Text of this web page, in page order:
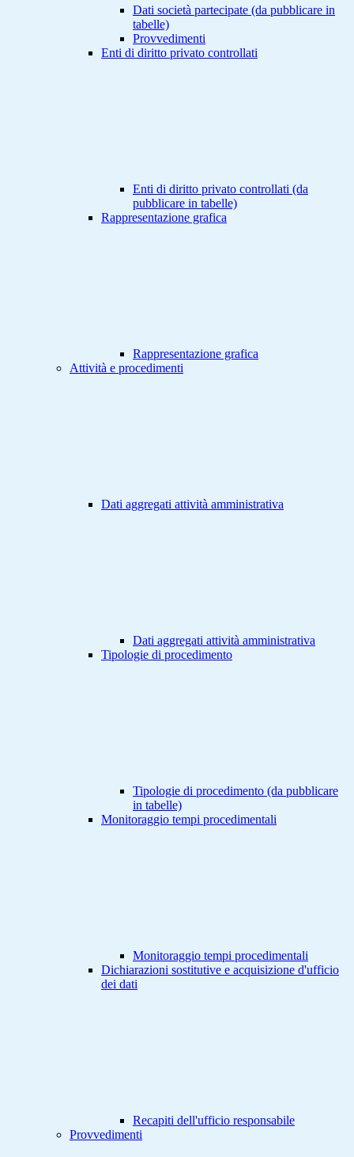
Dati società partecipate (da pubblicare in
tabelle)
Provvedimenti
Enti di diritto privato controllati
Enti di diritto privato controllati (da
pubblicare in tabelle)
Rappresentazione grafica
Rappresentazione grafica
Attività e procedimenti
Dati aggregati attività amministrativa
Dati aggregati attività amministrativa
Tipologie di procedimento
Tipologie di procedimento (da pubblicare
in tabelle)
Monitoraggio tempi procedimentali
Monitoraggio tempi procedimentali
Dichiarazioni sostitutive e acquisizione d'ufficio
dei dati
Recapiti dell'ufficio responsabile
Provvedimenti